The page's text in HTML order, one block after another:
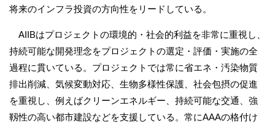
将来のインフラ投資の方向性をリードしている。
AIIBはプロジェクトの環境的・社会的利益を非常に重視し、
持続可能な開発理念をプロジェクトの選定・評価・実施の全
過程に貫いている。プロジェクトでは常に省エネ・汚染物質
排出削減、気候変動対応、生物多様性保護、社会包摂の促進
を重視し、例えばクリーンエネルギー、持続可能な交通、強
靱性の高い都市建設などを支援している。常にAAAの格付け